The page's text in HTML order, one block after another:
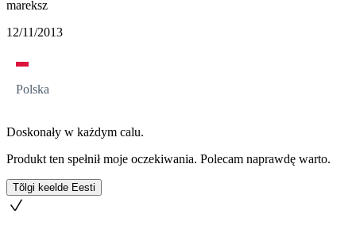
mareksz
12/11/2013
Polska
Doskonały w każdym calu.
Produkt ten spełnił moje oczekiwania. Polecam naprawdę warto.
Tõlgi keelde Eesti